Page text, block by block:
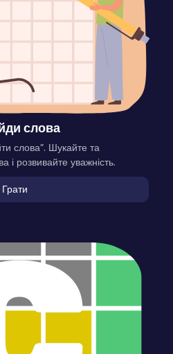
слова
слова”. Шукайте та
і розвивайте уважність.
Грати